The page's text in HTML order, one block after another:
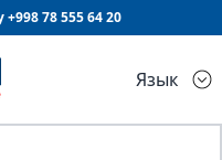
+99878 555 64 20
Язык